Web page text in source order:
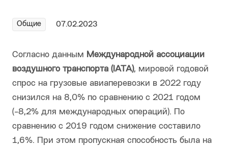
Общие 07.02.2023
Согласно данным Международной ассоциации
воздушного транспорта (IATA), мировой годовой
спрос на грузовые авиаперевозки в 2022 году
снизился на 8,0% по сравнению с 2021 годом
(-8,2% для международных операций). По
сравнению с 2019 годом снижение составило
1,6%. При этом пропускная способность была на